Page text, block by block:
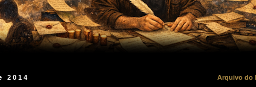
2014 Arquivo do